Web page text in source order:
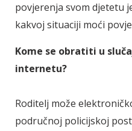
povjerenja svom djetetu
kakvoj situaciji moći
Kome se obratiti u
internetu?
Roditelj može
područnoj policijskoj